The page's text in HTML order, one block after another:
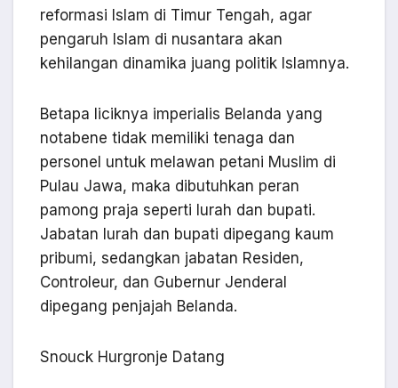
reformasi Islam di Timur Tengah, agar
pengaruh Islam di nusantara akan
kehilangan dinamika juang politik Islamnya.
Betapa liciknya imperialis Belanda yang
notabene tidak memiliki tenaga dan
personel untuk melawan petani Muslim di
Pulau Jawa, maka dibutuhkan peran
pamong praja seperti lurah dan bupati.
Jabatan lurah dan bupati dipegang kaum
pribumi, sedangkan jabatan Residen,
Controleur, dan Gubernur Jenderal
dipegang penjajah Belanda.
Snouck Hurgronje Datang